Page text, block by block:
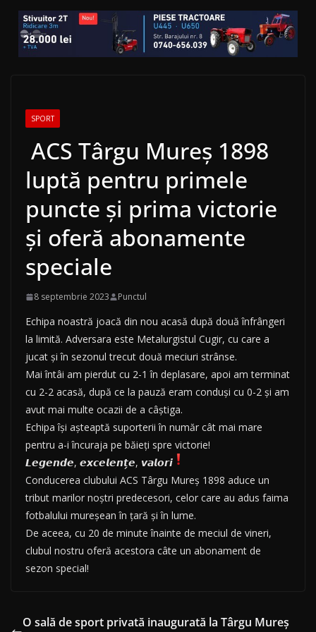
SPORT
ACS Târgu Mureș 1898
luptă pentru primele
puncte și prima victorie
și oferă abonamente
speciale
8 septembrie 2023 Punctul
Echipa noastră joacă din nou acasă după două înfrângeri
la limită. Adversara este Metalurgistul Cugir, cu care a
jucat și în sezonul trecut două meciuri strânse.
Mai întâi am pierdut cu 2-1 în deplasare, apoi am terminat
cu 2-2 acasă, după ce la pauză eram conduşi cu 0-2 și am
avut mai multe ocazii de a câștiga.
Echipa își așteaptă suporterii în număr cât mai mare
pentru a-i încuraja pe băieţi spre victorie!
𝙇𝙚𝙜𝙚𝙣𝙙𝙚, 𝙚𝙭𝙘𝙚𝙡𝙚𝙣𝙩̗𝙚, 𝙫𝙖𝙡𝙤𝙧𝙞
Conducerea clubului ACS Târgu Mureș 1898 aduce un
tribut marilor noștri predecesori, celor care au adus faima
fotbalului mureșean în țară și în lume.
De aceea, cu 20 de minute înainte de meciul de vineri,
clubul nostru oferă acestora câte un abonament de
sezon special!
O sală de sport privată inaugurată la Târgu Mureș